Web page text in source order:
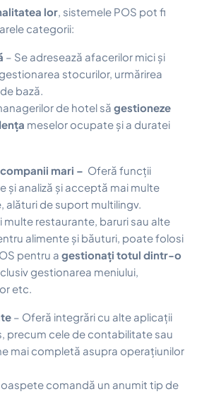
lor , sistemele POS pot fi
categorii:
– Se adresează afacerilor mici și
stocurilor, urmărirea
bază.
de hotel să gestioneze
meselor ocupate și a duratei
mari – Oferă funcții
și analiză și acceptă mai multe
alături de suport multilingv.
multe restaurante, baruri sau alte
alimente și băuturi, poate folosi
pentru a gestionați totul dintr-o
gestionarea meniului,
etc.
– Oferă integrări cu alte aplicații
precum cele de contabilitate sau
mai completă asupra operațiunilor
comandă un anumit tip de